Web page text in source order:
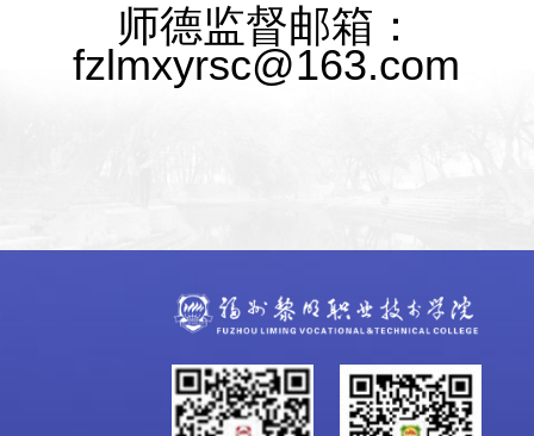
师德监督邮箱：
fzlmxyrsc@163.com